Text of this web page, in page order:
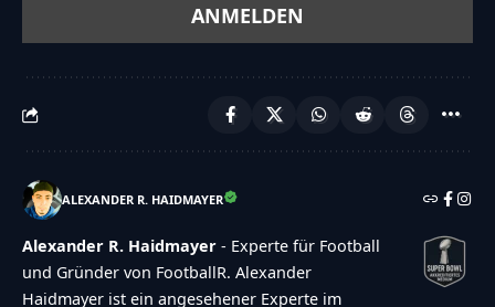
ALEXANDER R. HAIDMAYER
Alexander R. Haidmayer - Experte für Football
und Gründer von FootballR. Alexander
Haidmayer ist ein angesehener Experte im